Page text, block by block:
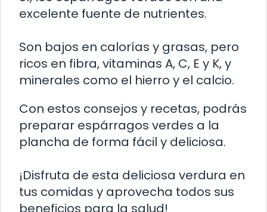
excelente fuente de nutrientes.
Son bajos en calorías y grasas, pero
ricos en fibra, vitaminas A, C, E y K, y
minerales como el hierro y el calcio.
Con estos consejos y recetas, podrás
preparar espárragos verdes a la
plancha de forma fácil y deliciosa.
¡Disfruta de esta deliciosa verdura en
tus comidas y aprovecha todos sus
beneficios para la salud!